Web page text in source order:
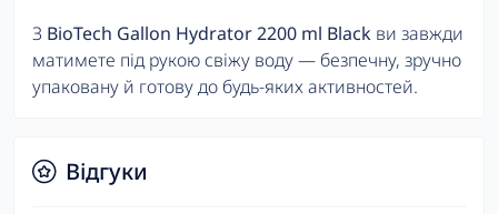
З BioTech Gallon Hydrator 2200 ml Black ви завжди
матимете під рукою свіжу воду — безпечну, зручно
упаковану й готову до будь-яких активностей.
Відгуки